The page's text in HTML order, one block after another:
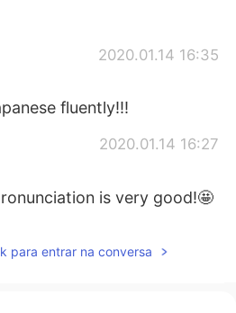
2020.01.14 16:35
fluently!!!
2020.01.14 16:27
is very good!🤩
para entrar na conversa